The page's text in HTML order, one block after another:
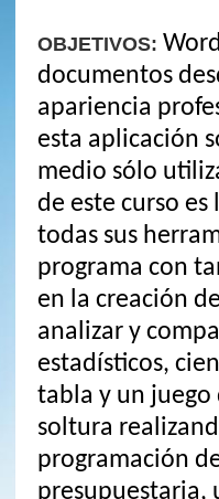
OBJETIVOS:
documentos
apariencia
esta aplicación
medio sólo
de este curso
todas sus
programa con
en la creación
analizar y
estadísticos,
tabla y un juego
soltura
programación
presupuestaria,